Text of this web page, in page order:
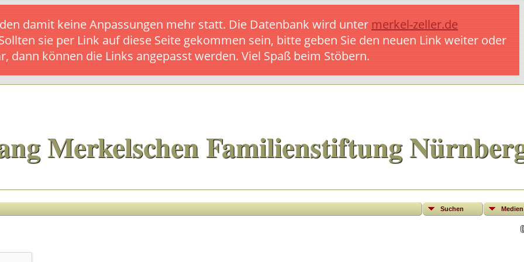
damit keine Anpassungen mehr statt. Die Datenbank wird unter merkel-zeller.de
sie per Link auf diese Seite gekommen sein, bitte geben Sie den neuen Link weiter oder
können die Links angepasst werden. Viel Spaß beim Stöbern.
Merkelschen Familienstiftung
Suchen Medien